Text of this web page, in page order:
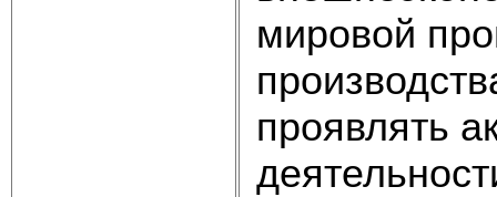
мировой
проявлять